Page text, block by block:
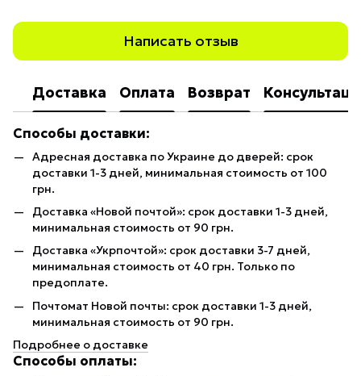
Написать отзыв
Доставка Оплата Возврат
Способы доставки:
Адресная доставка по Украине до дверей: срок
доставки 1-3 дней, минимальная стоимость от 100
грн.
Доставка «Новой почтой»: срок доставки 1-3 дней,
минимальная стоимость от 90 грн.
Доставка «Укрпочтой»: срок доставки 3-7 дней,
минимальная стоимость от 40 грн. Только по
предоплате.
Почтомат Новой почты: срок доставки 1-3 дней,
минимальная стоимость от 90 грн.
Подробнее о доставке
Способы оплаты: